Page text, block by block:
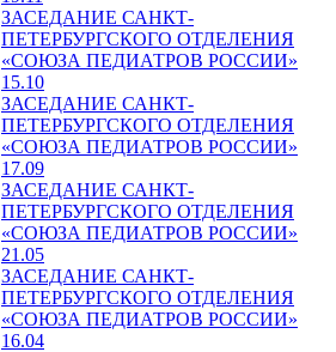
ЗАСЕДАНИЕ САНКТ-
ПЕТЕРБУРГСКОГО ОТДЕЛЕНИЯ
«СОЮЗА ПЕДИАТРОВ РОССИИ»
15.10
ЗАСЕДАНИЕ САНКТ-
ПЕТЕРБУРГСКОГО ОТДЕЛЕНИЯ
«СОЮЗА ПЕДИАТРОВ РОССИИ»
17.09
ЗАСЕДАНИЕ САНКТ-
ПЕТЕРБУРГСКОГО ОТДЕЛЕНИЯ
«СОЮЗА ПЕДИАТРОВ РОССИИ»
21.05
ЗАСЕДАНИЕ САНКТ-
ПЕТЕРБУРГСКОГО ОТДЕЛЕНИЯ
«СОЮЗА ПЕДИАТРОВ РОССИИ»
16.04